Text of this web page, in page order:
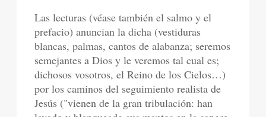
Las lecturas (véase también el salmo y el
prefacio) anuncian la dicha (vestiduras
blancas, palmas, cantos de alabanza; seremos
semejantes a Dios y le veremos tal cual es;
dichosos vosotros, el Reino de los Cielos…)
por los caminos del seguimiento realista de
Jesús ("vienen de la gran tribulación: han